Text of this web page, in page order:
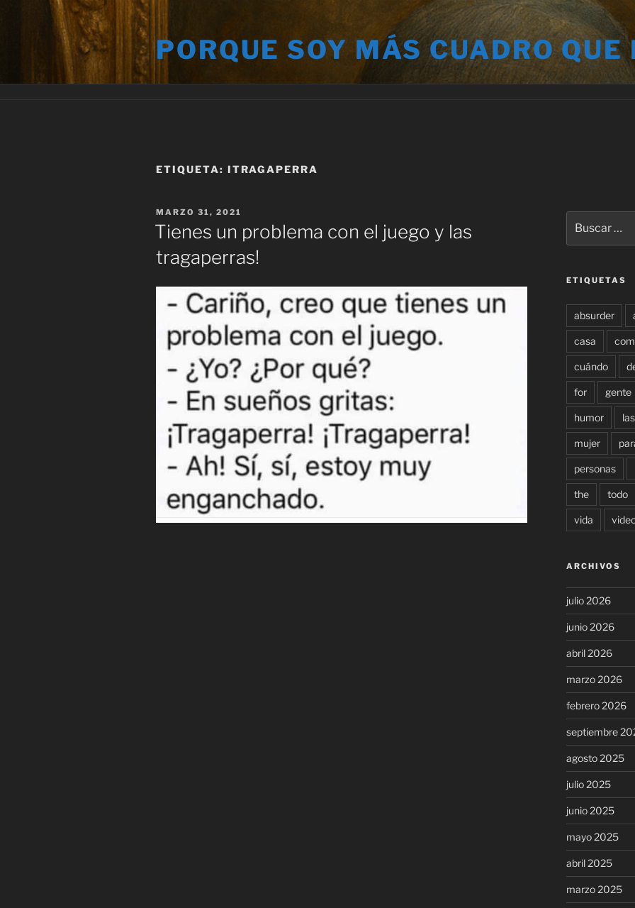
PORQUE SOY MÁS CUADRO QUE
ETIQUETA: ITRAGAPERRA
PUBLICADO
EL
MARZO 31, 2021
Tienes un problema con el juego y las
tragaperras!
por:
ETIQUETAS
absurder
casa
cuándo
for gente
humor las
mujer
personas
the todo
vida
ARCHIVOS
julio 2026
junio 2026
abril 2026
marzo 2026
febrero 2026
septiembre
agosto 2025
julio 2025
junio 2025
mayo 2025
abril 2025
marzo 2025